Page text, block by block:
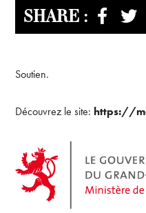
PRESSE
CONTACT
PARTENAIRES
SHARE :
Soutien.
Découvrez le site: https://